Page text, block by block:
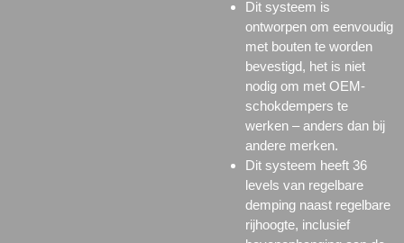
Dit systeem is
ontworpen om eenvoudig
met bouten te worden
bevestigd, het is niet
nodig om met OEM-
schokdempers te
werken – anders dan bij
andere merken.
Dit systeem heeft 36
levels van regelbare
demping naast regelbare
rijhoogte, inclusief